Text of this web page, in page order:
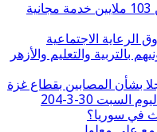
«100 يوم صحة» قدمت أكثر من 103 ملايين خدمة مجانية
الرعاية الاجتماعية
بالتربية والتعليم والأزهر
بشأن المصابين بقطاع غزة
30-3-204
في سوريا؟